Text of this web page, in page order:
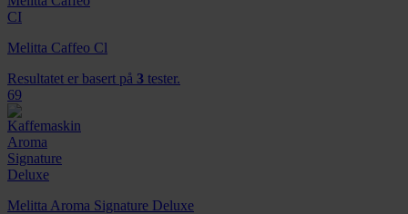
Melitta Caffeo Cl
Resultatet er basert på 3 tester.
69
Melitta Aroma Signature Deluxe